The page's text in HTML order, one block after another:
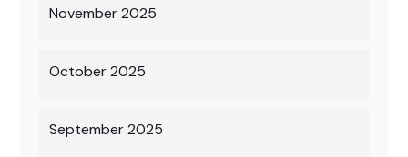
November 2025
October 2025
September 2025